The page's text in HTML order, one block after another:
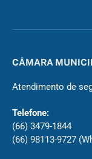
CÂMARA
Atendimento de
Telefone:
(66) 3479-1844
(66) 98113-9727